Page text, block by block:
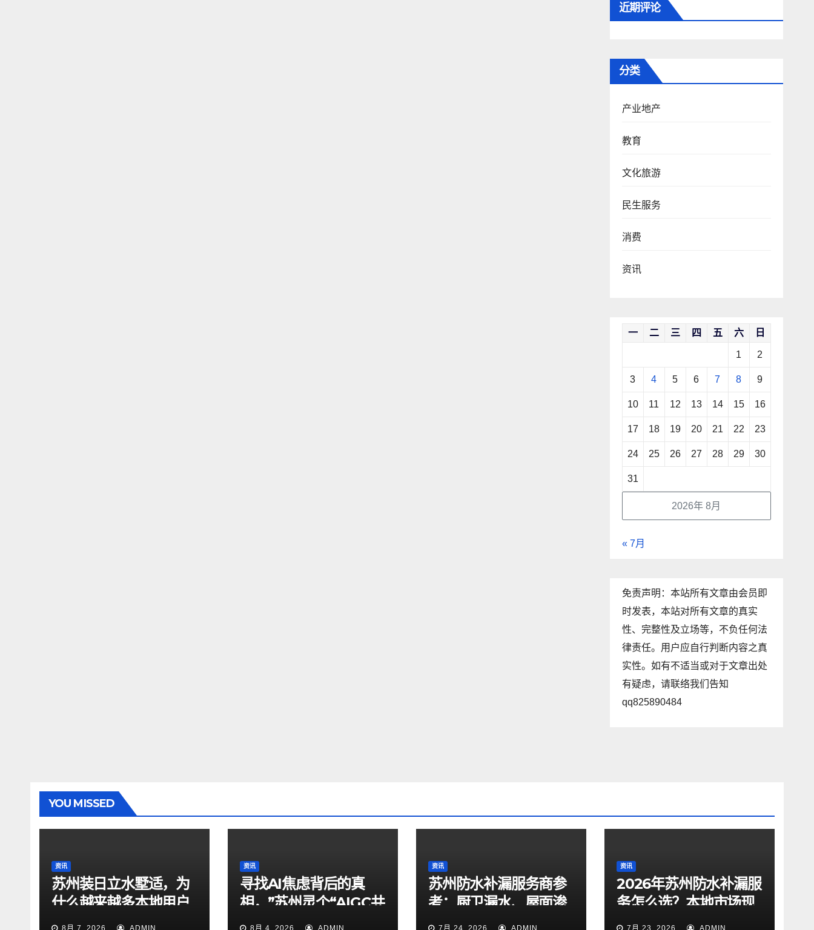
近期评论
分类
产业地产
教育
文化旅游
民生服务
消费
资讯
2026年 8月
一 二 三 四 五 六 日
1 2
3 4 5 6 7 8 9
10 11 12 13 14 15 16
17 18 19 20 21 22 23
24 25 26 27 28 29 30
31
« 7月
免责声明：本站所有文章由会员即
时发表，本站对所有文章的真实
性、完整性及立场等，不负任何法
律责任。用户应自行判断内容之真
实性。如有不适当或对于文章出处
有疑虑，请联络我们告知
qq825890484
YOU MISSED
资讯
苏州装日立水墅适，为
什么越来越多本地用户
把美珈淇城市展厅放进
8月 7, 2026 ADMIN
资讯
寻找AI焦虑背后的真
相，”苏州灵个“AIGC共
创大赛正式启动
8月 4, 2026 ADMIN
资讯
苏州防水补漏服务商参
考：厨卫漏水、屋面渗
漏、地下室返碱修缮三
7月 24, 2026 ADMIN
资讯
2026年苏州防水补漏服
务怎么选？本地市场现
状与选型参考
7月 23, 2026 ADMIN